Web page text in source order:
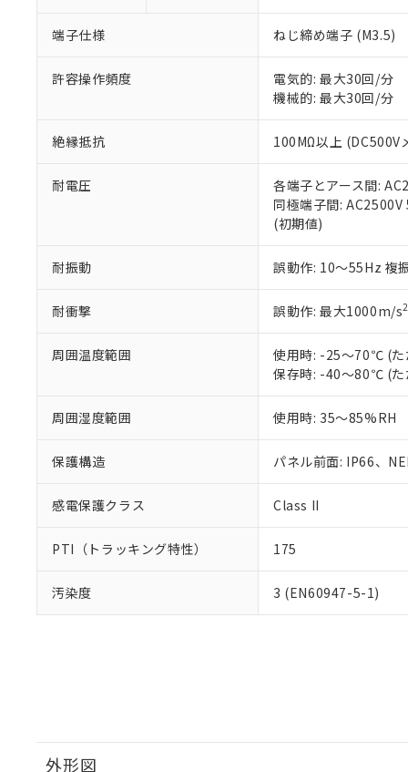
端子仕様 ねじ締め端子 (M3.5)
許容操作頻度
電気的: 最大30回/分
機械的: 最大30回/分
絶縁抵抗 100MΩ以上 (DC500V
耐電圧
各端子とアース間:
同極端子間:
(初期値)
耐振動 誤動作: 10～55Hz 複
耐衝撃 誤動作: 最大1000m/s2
周囲温度範囲
使用時: -25～70℃ (た
保存時: -40～80℃ (た
周囲湿度範囲 使用時: 35～85%RH
保護構造 パネル前面: IP66、
感電保護クラス Class II
PTI（トラッキング特性） 175
汚染度 3 (EN60947-5-1)
外形図
在庫状況お
す。
マイパーツ
ている必要
お客様が当
が、当社の
※当社の共
いる法人を
部品在庫の切り替
※3 非含有証明
下記の非含有証明
EU RoHS指令（
51物質の非含有証
※本証明書は発行
混在することから
既に当社にて対応
り割愛しておりま
※2 環境保護使
「10」：通常の使
味します。
「－」：未確認で
また当社は
たしません。
在庫な
受注生